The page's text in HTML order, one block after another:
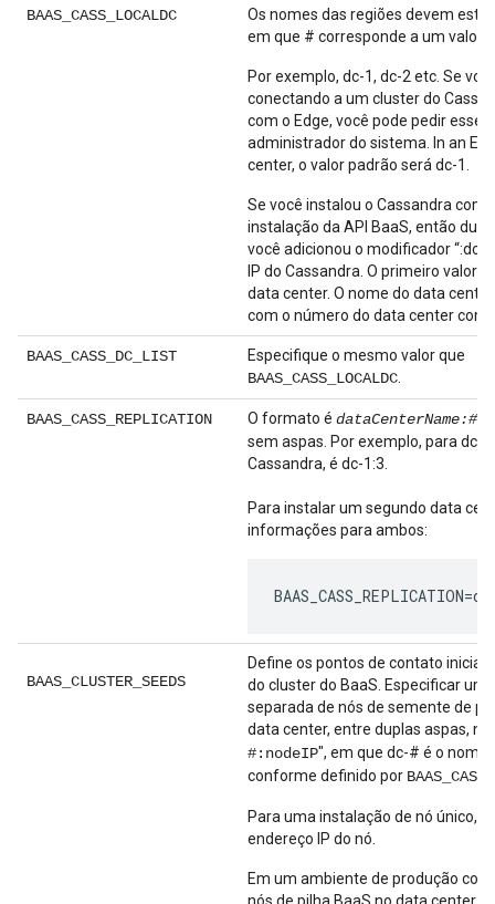
BAAS_CASS_LOCALDC
Os nomes das regiões devem
em que # corresponde a um valor
Por exemplo, dc-1, dc-2 etc. Se
conectando a um cluster do
com o Edge, você pode pedir esse
administrador do sistema. In an
center, o valor padrão será dc-1.
Se você instalou o Cassandra
instalação da API BaaS, então
você adicionou o modificador
IP do Cassandra. O primeiro valor
data center. O nome do data
com o número do data center
BAAS_CASS_DC_LIST
Especifique o mesmo valor que
BAAS_CASS_LOCALDC
BAAS_CASS_REPLICATION O formato é
sem aspas. Por exemplo, para dc-
Cassandra, é dc-1:3.
Para instalar um segundo data
informações para ambos:
BAAS_CLUSTER_SEEDS
Define os pontos de contato
do cluster do BaaS. Especificar
separada de nós de semente de
data center, entre duplas aspas,
#:nodeIP", em que dc-# é o nome
conforme definido por
Para uma instalação de nó único,
endereço IP do nó.
Em um ambiente de produção